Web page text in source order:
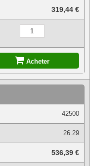
319,44 €
Acheter
42500
26.29
536,39 €